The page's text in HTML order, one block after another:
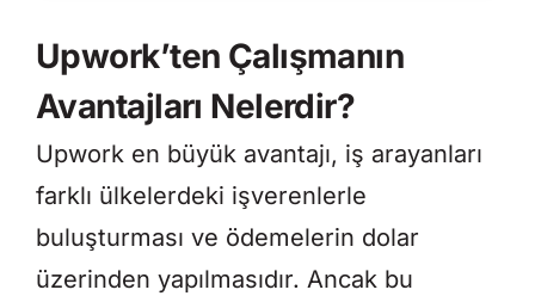
Upwork’ten Çalışmanın
Avantajları Nelerdir?
Upwork en büyük avantajı, iş arayanları
farklı ülkelerdeki işverenlerle
buluşturması ve ödemelerin dolar
üzerinden yapılmasıdır. Ancak bu